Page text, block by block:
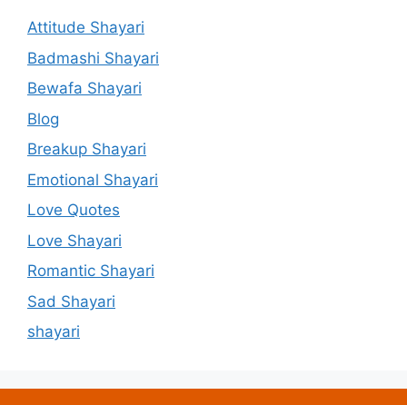
Attitude Shayari
Badmashi Shayari
Bewafa Shayari
Blog
Breakup Shayari
Emotional Shayari
Love Quotes
Love Shayari
Romantic Shayari
Sad Shayari
shayari